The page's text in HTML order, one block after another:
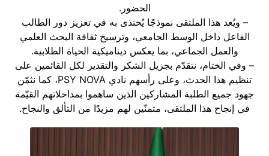
الحضور.
– ويُعد هذا الملتقى نموذجًا يُحتذى به في تعزيز دور الطالب
الفاعل داخل الوسط الجامعي، وترسيخ ثقافة البحث العلمي
والعمل الجماعي، بما يعكس ديناميكية الحياة الطلابية.
– وفي الختام، نتقدّم بجزيل الشكر والتقدير لكل القائمين على
تنظيم هذا الحدث، وعلى رأسهم نادي PSY NOVA، كما نثمّن
جهود جميع الطلبة المشاركين الذين ساهموا بمداخلاتهم القيّمة
في إنجاح هذا الملتقى، متمنّين لهم مزيدًا من التألق والنجاح.